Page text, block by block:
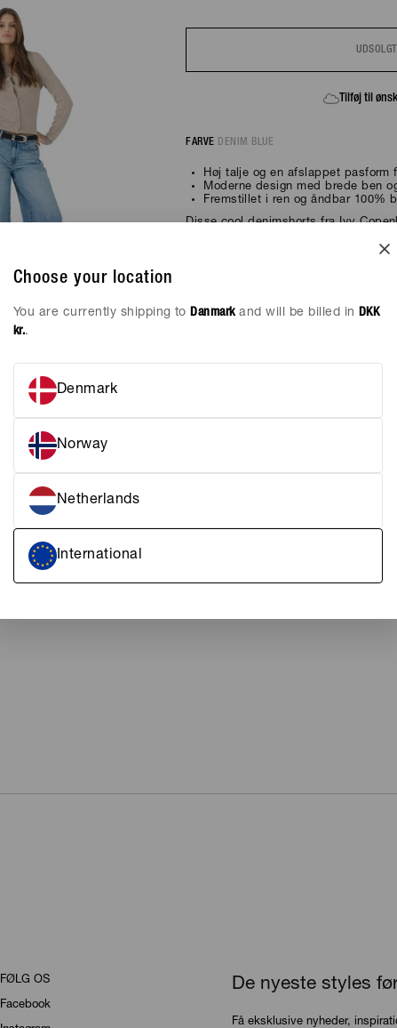
Choose your location
You are currently shipping to Danmarkand will be billed in
DKK
kr..
Denmark
Norway
Netherlands
International
UDSOLGT
FÅ BESKED, HVIS VAREN KOMMER PÅ LAGER IGEN
Tilføj til
FARVE DENIM BLUE
Høj talje og en afslappet pasform
Moderne design med brede ben
Fremstillet i ren og åndbar 100%
Disse cool denimshorts fra Ivy
har en flatterende høj talje, brede
FRAGT & LEVERING
De nyeste styles
Få eksklusive nyheder,
FØLG OS
Facebook